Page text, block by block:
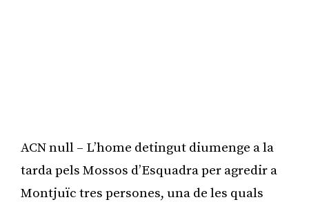
ACN null – L’home detingut diumenge a la
tarda pels Mossos d’Esquadra per agredir a
Montjuïc tres persones, una de les quals